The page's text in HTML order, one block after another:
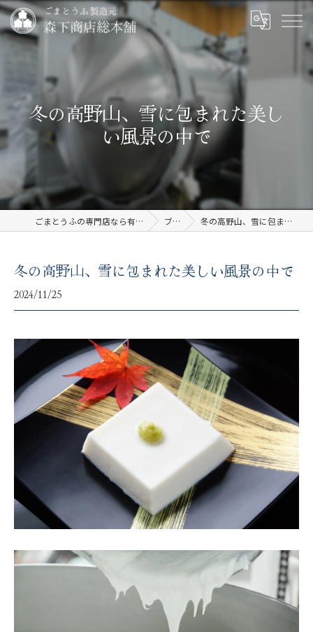
冬の高野山、雪に包まれた美し
い風景の中で
ごまとうふの専門店なら有限会社森下商店総本舗 ブログ 冬の高野山、雪に包まれた美しい風景の中で
冬の高野山、雪に包まれた美しい風景の中で
2024/11/25